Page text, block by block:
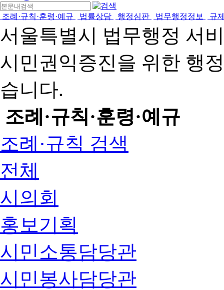
조례·규칙·훈령·예규 법률상담 행정심판 법무행정정보 규
서울특별시 법무행정 서
시민권익증진을 위한 행
습니다.
조례·규칙·훈령·예규
조례·규칙 검색
전체
시의회
홍보기획
시민소통담당관
시민봉사담당관